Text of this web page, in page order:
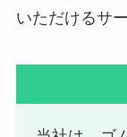
いただけるサ